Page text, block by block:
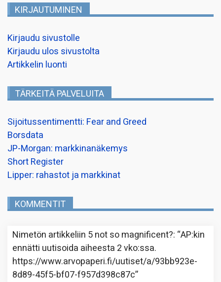
KIRJAUTUMINEN
Kirjaudu sivustolle
Kirjaudu ulos sivustolta
Artikkelin luonti
TÄRKEITÄ PALVELUITA
Sijoitussentimentti: Fear and Greed
Borsdata
JP-Morgan: markkinanäkemys
Short Register
Lipper: rahastot ja markkinat
KOMMENTIT
Nimetön artikkeliin 5 not so magnificent?: “AP:kin
ennätti uutisoida aiheesta 2 vko:ssa.
https://www.arvopaperi.fi/uutiset/a/93bb923e-
8d89-45f5-bf07-f957d398c87c”